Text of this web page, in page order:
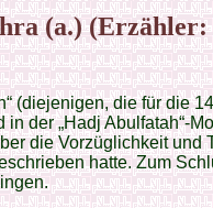
(a.) (Erzähler:
(diejenigen, die für die
der „Hadj Abulfatah“-
die Vorzüglichkeit und
hatte. Zum